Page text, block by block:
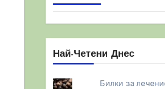
Най-Четени Днес
Билки за